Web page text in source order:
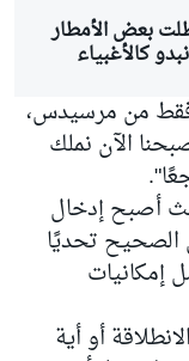
بعض الأمطار
كالأغبياء
من مرسيدس،
الآن نملك
أصبح إدخال
الصحيح تحديًا
إمكانيات
أو أية